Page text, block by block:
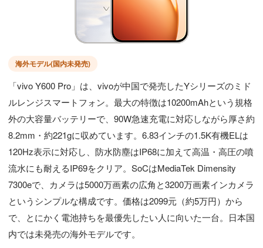
海外モデル(国内未発売)
「vivo Y600 Pro」は、vivoが中国で発売したYシリーズのミド
ルレンジスマートフォン。最大の特徴は10200mAhという規格
外の大容量バッテリーで、90W急速充電に対応しながら厚さ約
8.2mm・約221gに収めています。6.83インチの1.5K有機ELは
120Hz表示に対応し、防水防塵はIP68に加えて高温・高圧の噴
流水にも耐えるIP69をクリア。SoCはMediaTek Dimensity
7300eで、カメラは5000万画素の広角と3200万画素インカメラ
というシンプルな構成です。価格は2099元（約5万円）から
で、とにかく電池持ちを最優先したい人に向いた一台。日本国
内では未発売の海外モデルです。